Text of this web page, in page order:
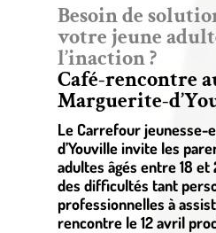
Besoin de
votre jeune
l’inaction ?
Café-rencontre
Marguerite-
Le Carrefour jeunesse-
d’Youville invite les
adultes âgés entre 18
des difficultés tant
professionnelles à
rencontre le 12 avril